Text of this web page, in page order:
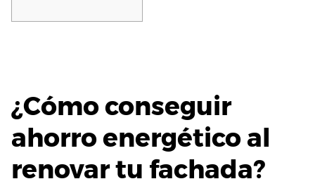
¿Cómo conseguir
ahorro energético al
renovar tu fachada?